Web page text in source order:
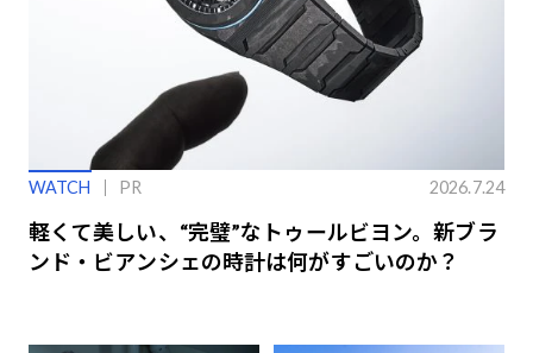
WATCH PR 2026.7.24
軽くて美しい、“完璧”なトゥールビヨン。新ブラ
ンド・ビアンシェの時計は何がすごいのか？